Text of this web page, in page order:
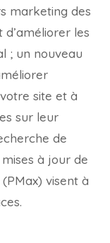
marketing des
les
; un nouveau
site et à
sur leur
de
à jour de
visent à